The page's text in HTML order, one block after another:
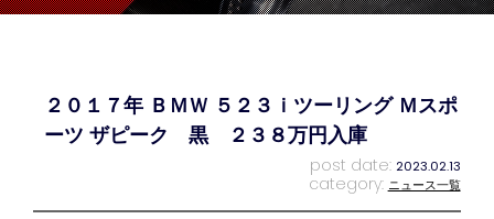
プライバシーポリシー スタッフblog
２０１７年 ＢＭＷ ５２３ｉツーリング Ｍスポ
ーツ ザピーク 黒 ２３８万円入庫
post date: 2023.02.13
category: ニュース一覧